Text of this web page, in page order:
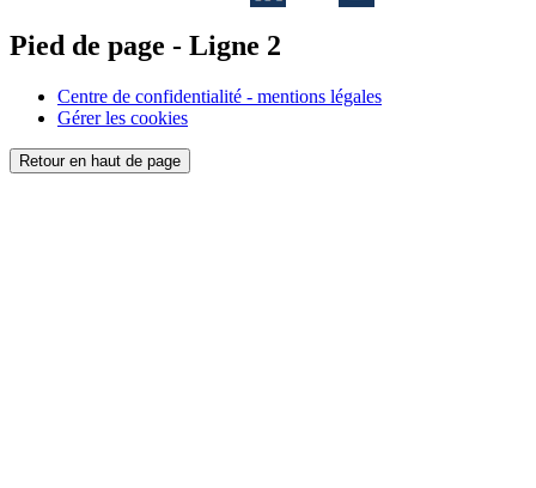
Pied de page - Ligne 2
Centre de confidentialité - mentions légales
Gérer les cookies
Retour en haut de page